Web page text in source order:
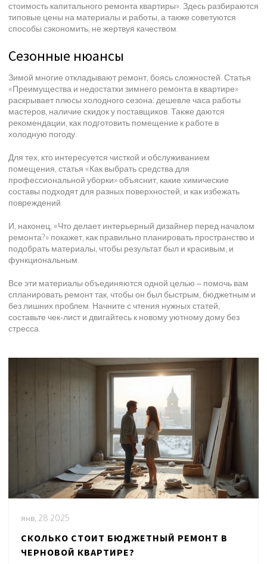
стоимость капитального ремонта квартиры». Здесь разбираются
типовые цены на материалы и работы, а также советуются
способы сэкономить, не жертвуя качеством.
Сезонные нюансы
Зимой многие откладывают ремонт, боясь сложностей. Статья
«Преимущества и недостатки зимнего ремонта в квартире»
раскрывает плюсы холодного сезона: дешевле часа работы
мастеров, наличие скидок у поставщиков. Также даются
рекомендации, как подготовить помещение к работе в
холодную погоду.
Для тех, кто интересуется чисткой и обслуживанием
помещения, статья «Как выбрать средства для
профессиональной уборки» объяснит, какие химические
составы подходят для разных поверхностей, и как избежать
повреждений.
И, наконец, «Что делает интерьерный дизайнер перед началом
ремонта?» покажет, как правильно планировать пространство и
подобрать материалы, чтобы результат был и красивым, и
функциональным.
Все эти материалы объединяются одной целью – помочь вам
спланировать ремонт так, чтобы он был быстрым, бюджетным и
без лишних проблем. Начните с чтения нужных статей,
составьте чек‑лист и двигайтесь к новому уютному дому без
стресса.
янв, 28 2025
СКОЛЬКО СТОИТ БЮДЖЕТНЫЙ РЕМОНТ В
ЧЕРНОВОЙ КВАРТИРЕ?